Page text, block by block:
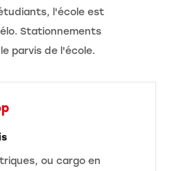
l'école est
Stationnements
parvis de l'école.
ou cargo en